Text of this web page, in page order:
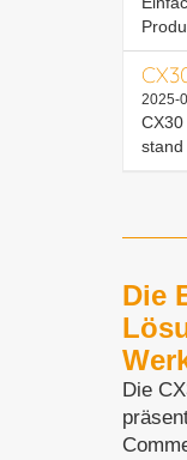
2025-
stand
Die
Die